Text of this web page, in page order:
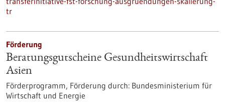
tr
Förderung
Beratungsgutscheine Gesundheitswirtschaft
Asien
Förderprogramm, Förderung durch: Bundesministerium für
Wirtschaft und Energie